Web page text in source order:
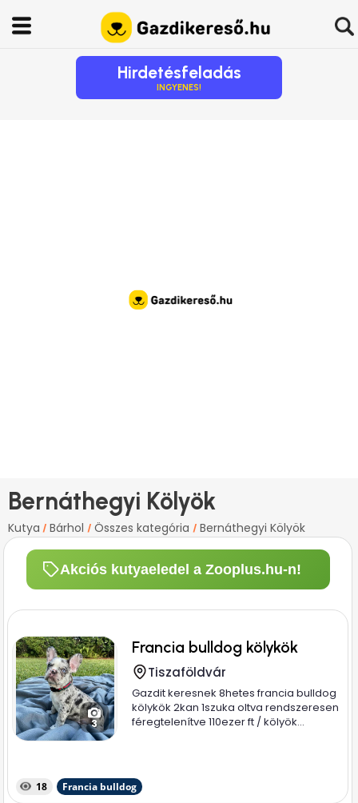
Hirdetésfeladás
INGYENES!
Bernáthegyi Kölyök
Kutya / Bárhol / Összes kategória / Bernáthegyi Kölyök
Akciós kutyaeledel a Zooplus.hu-n!
3
Francia bulldog kölykök
Tiszaföldvár
Gazdit keresnek 8hetes francia bulldog
kölykök 2kan 1szuka oltva rendszeresen
féregtelenítve 110ezer ft / kölyök...
18 Francia bulldog